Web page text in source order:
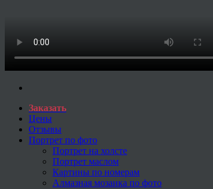
Заказать
Цены
Отзывы
Портрет по фото
Портрет на холсте
Портрет маслом
Картины по номерам
Алмазная мозаика по фото